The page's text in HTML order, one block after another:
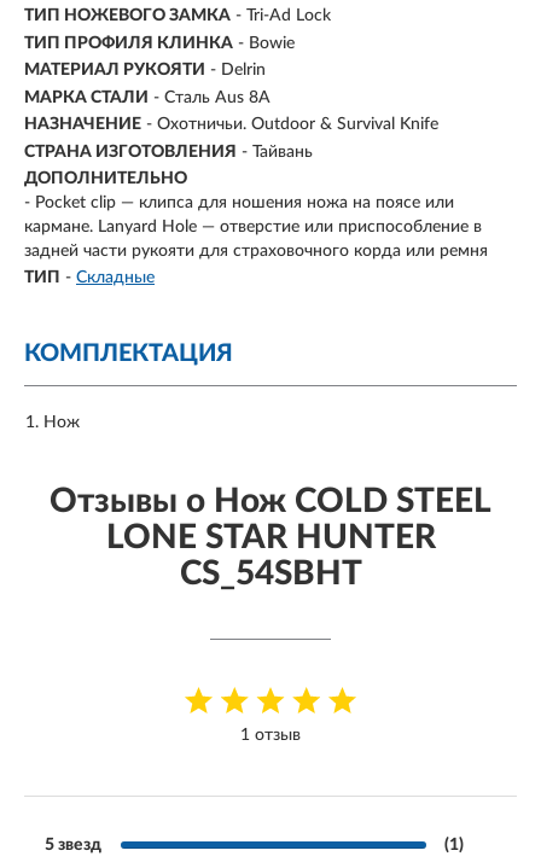
ТИП НОЖЕВОГО ЗАМКА - Tri-Ad Lock
ТИП ПРОФИЛЯ КЛИНКА - Bowie
МАТЕРИАЛ РУКОЯТИ - Delrin
МАРКА СТАЛИ - Сталь Aus 8A
НАЗНАЧЕНИЕ - Охотничьи. Outdoor & Survival Knife
СТРАНА ИЗГОТОВЛЕНИЯ - Тайвань
ДОПОЛНИТЕЛЬНО
- Pocket clip — клипса для ношения ножа на поясе или
кармане. Lanyard Hole — отверстие или приспособление в
задней части рукояти для страховочного корда или ремня
ТИП - Складные
КОМПЛЕКТАЦИЯ
Нож
Отзывы о Нож COLD STEEL
LONE STAR HUNTER
CS_54SBHT
1 отзыв
5 звезд
(1)